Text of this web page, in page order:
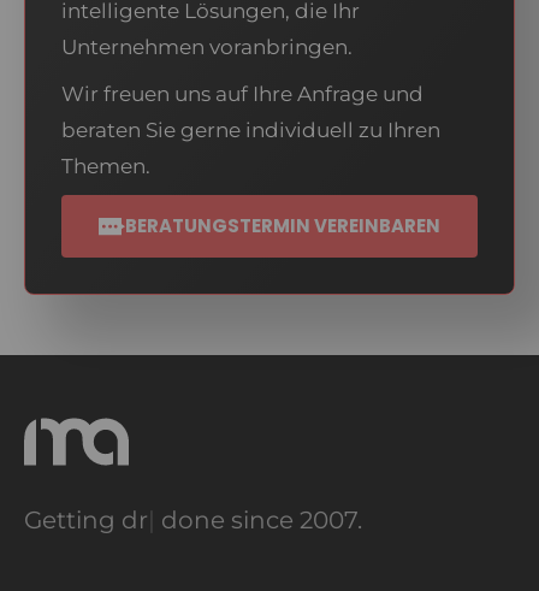
intelligente Lösungen, die Ihr
Unternehmen voranbringen.
Wir freuen uns auf Ihre Anfrage und
beraten Sie gerne individuell zu Ihren
Themen.
BERATUNGSTERMIN VEREINBAREN
Getting dreams|done since 2007.